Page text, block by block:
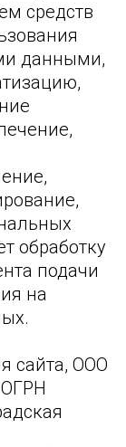
средств
данными,
обработку
подачи
на
сайта, ООО